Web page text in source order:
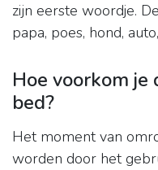
zijn eerste woordje.
papa, poes, hond,
Hoe voorkom
bed?
Het moment van
worden door het